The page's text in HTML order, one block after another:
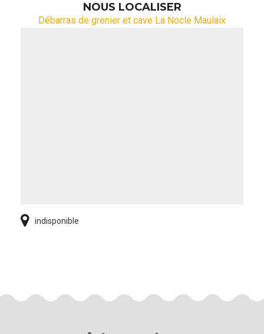
NOUS LOCALISER
Débarras de grenier et cave La Nocle Maulaix
indisponible